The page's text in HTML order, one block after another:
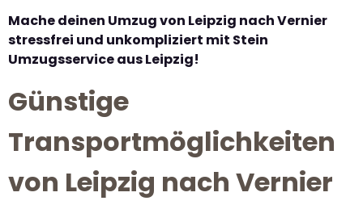
Mache deinen Umzug von Leipzig nach Vernier
stressfrei und unkompliziert mit Stein
Umzugsservice aus Leipzig!
Günstige
Transportmöglichkeiten
von Leipzig nach Vernier